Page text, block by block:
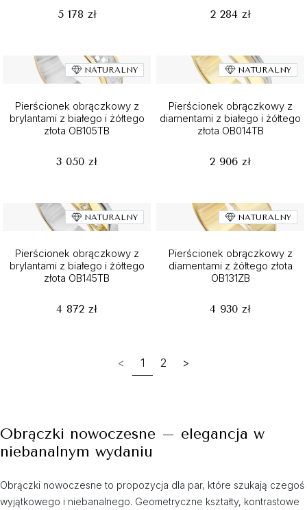
5 178 zł 2 284 zł
NATURALNY
Pierścionek obrączkowy z
brylantami z białego i żółtego
złota OB105TB
3 050 zł
NATURALNY
Pierścionek obrączkowy z
diamentami z białego i żółtego
złota OB014TB
2 906 zł
NATURALNY
Pierścionek obrączkowy z
brylantami z białego i żółtego
złota OB145TB
4 872 zł
NATURALNY
Pierścionek obrączkowy z
diamentami z żółtego złota
OB131ZB
4 930 zł
< 1 2 >
Obrączki nowoczesne – elegancja w
niebanalnym wydaniu
Obrączki nowoczesne to propozycja dla par, które szukają czegoś
wyjątkowego i niebanalnego. Geometryczne kształty, kontrastowe